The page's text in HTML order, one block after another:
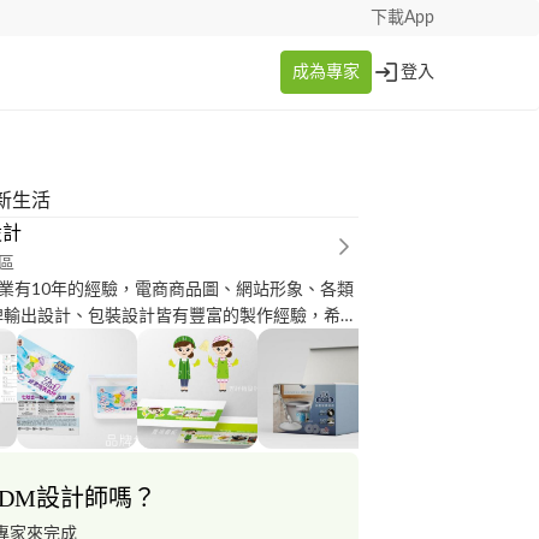
下載App
成為專家 登入
生活
有10年的經驗，電商商品圖、網站形象、各類
出設計、包裝設計皆有豐富的製作經驗，希望
主們合作，非常感謝。 作品集大部分為近期作
線曝光，敬請參閱。
設計師嗎？
家來完成